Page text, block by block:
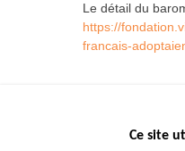
Le détail du
https://
francais-
Ce site